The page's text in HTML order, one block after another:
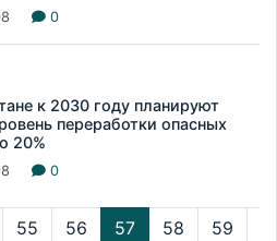
0
к 2030 году планируют
переработки опасных
20%
0
55 56 57 58 59